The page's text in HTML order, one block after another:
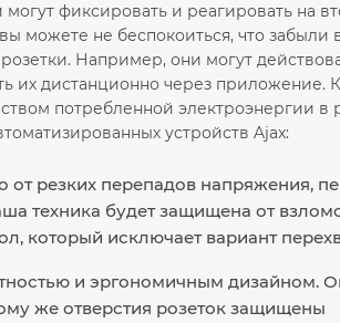
фиксировать и реагировать на
можете не беспокоиться, что забыли
Например, они могут
их дистанционно через приложение.
потребленной электроэнергии в
устройств Ajax:
резких перепадов напряжения,
техника будет защищена от
который исключает вариант
и эргономичным дизайном.
же отверстия розеток защищены